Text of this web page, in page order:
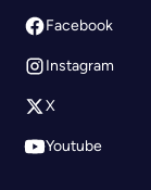
Facebook
Instagram
X
Youtube